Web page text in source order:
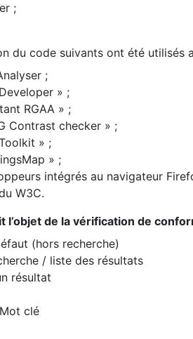
;
du code suivants ont été utilisés
;
» ;
RGAA » ;
Contrast checker » ;
» ;
» ;
intégrés au navigateur
W3C.
l’objet de la vérification de
(hors recherche)
/ liste des résultats
résultat
clé